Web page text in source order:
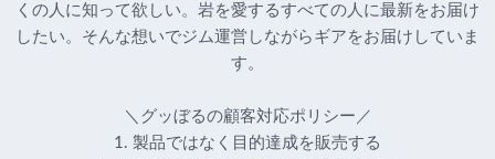
くの人に知って欲しい。岩を愛するすべての人に最新をお届け
したい。そんな想いでジム運営しながらギアをお届けしていま
す。
＼グッぼるの顧客対応ポリシー／
1. 製品ではなく目的達成を販売する